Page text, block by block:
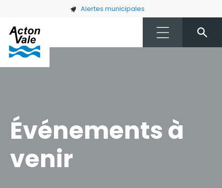
Skip to main content Alertes municipales
Événements à
venir